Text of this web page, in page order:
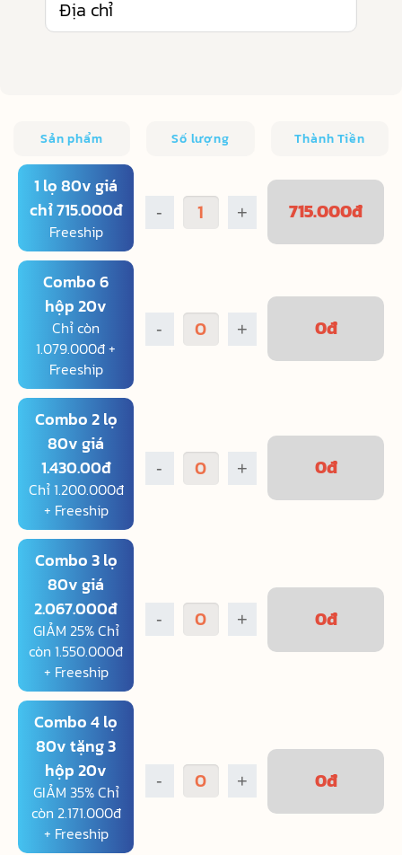
Sản phẩm Số lượng Thành Tiền
1 lọ 80v giá
chỉ 715.000đ
Freeship
- + 715.000đ
Combo 6
hộp 20v
Chỉ còn
1.079.000đ +
Freeship
- + 0đ
Combo 2 lọ
80v giá
1.430.00đ
Chỉ 1.200.000đ
+ Freeship
- + 0đ
Combo 3 lọ
80v giá
2.067.000đ
GIẢM 25% Chỉ
còn 1.550.000đ
+ Freeship
- + 0đ
Combo 4 lọ
80v tặng 3
hộp 20v
GIẢM 35% Chỉ
còn 2.171.000đ
+ Freeship
- + 0đ